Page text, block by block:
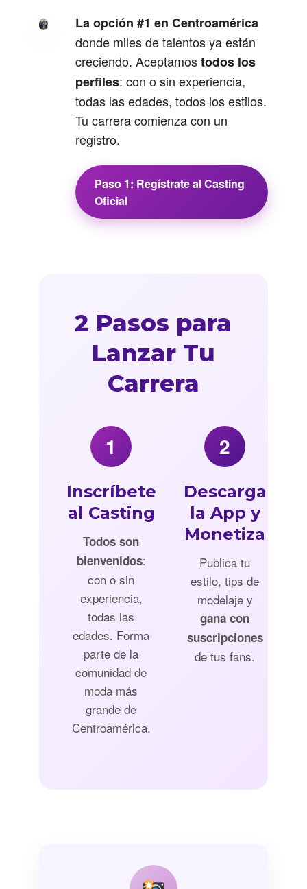
La opción #1 en Centroamérica
donde miles de talentos ya están
creciendo. Aceptamostodos los
perfiles: con o sin experiencia,
todas las edades, todos los estilos.
Tu carrera comienza con un
registro.
Paso 1: Regístrate al Casting
Oficial
2 Pasos para
Lanzar Tu
Carrera
1
Inscríbete
al Casting
Todos son
bienvenidos:
con o sin
experiencia,
todas las
edades. Forma
parte de la
comunidad de
moda más
grande de
Centroamérica.
2
Descarga
la App y
Monetiza
Publica tu
estilo, tips de
modelaje y
gana con
suscripciones
de tus fans.